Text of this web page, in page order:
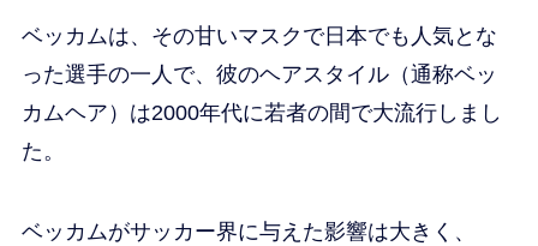
ベッカムは、その甘いマスクで日本でも人気とな
った選手の一人で、彼のヘアスタイル（通称ベッ
カムヘア）は2000年代に若者の間で大流行しまし
た。
ベッカムがサッカー界に与えた影響は大きく、